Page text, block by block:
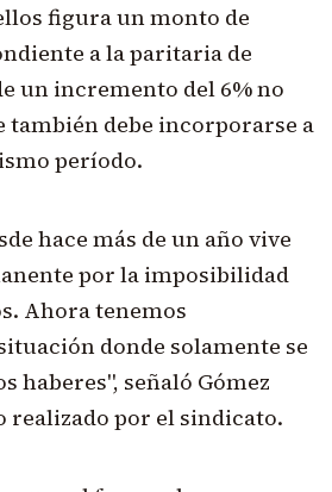
figura un monto de
a la paritaria de
un incremento del 6% no
debe incorporarse a
período.
hace más de un año vive
por la imposibilidad
Ahora tenemos
donde solamente se
haberes", señaló Gómez
realizado por el sindicato.